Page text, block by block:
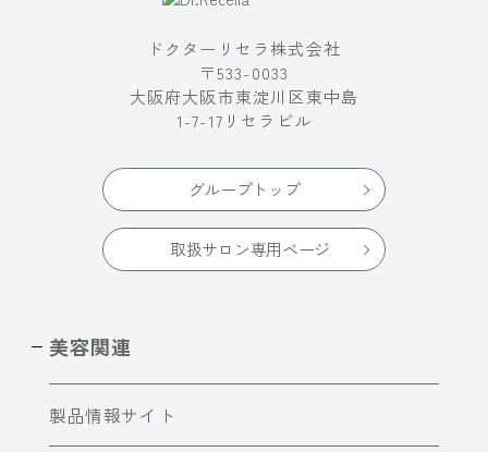
ドクターリセラ株式会社
〒533-0033
大阪府大阪市東淀川区東中島
1-7-17リセラビル
グループトップ
取扱サロン専用ページ
美容関連
製品情報サイト